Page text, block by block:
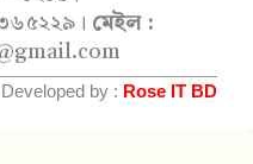
মেইল :
by : Rose IT BD